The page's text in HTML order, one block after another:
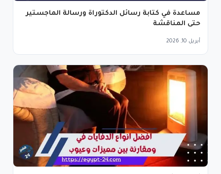
مساعدة في كتابة رسائل الدكتوراة ورسالة الماجستير
حتى المناقشة
أبريل 10, 2026